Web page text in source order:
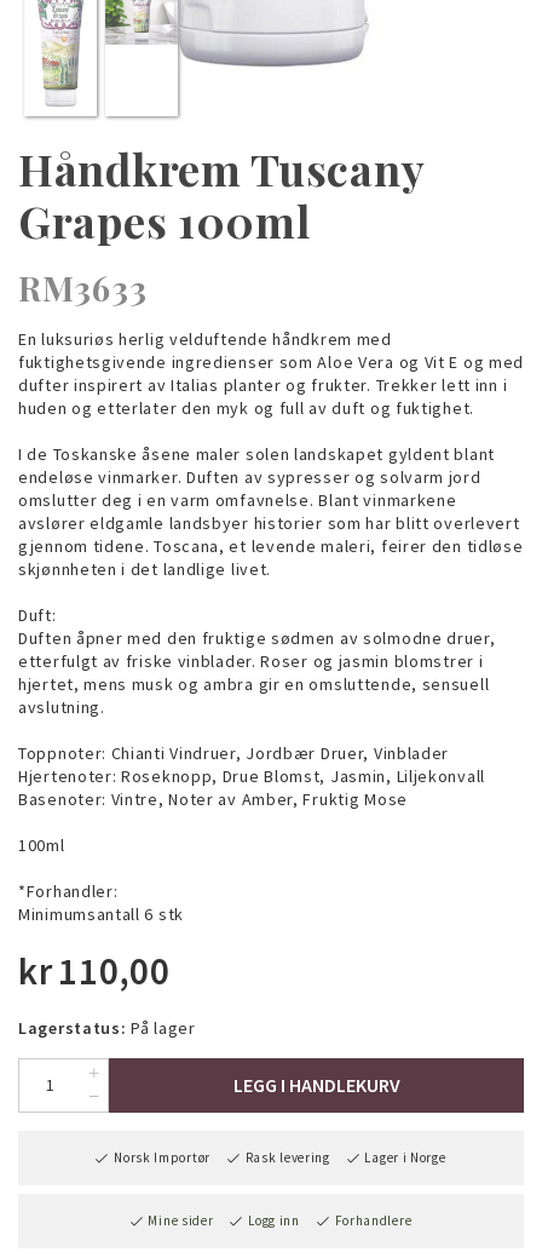
Håndkrem Tuscany
Grapes 100ml
RM3633
En luksuriøs herlig velduftende håndkrem med
fuktighetsgivende ingredienser som Aloe Vera og Vit E og med
dufter inspirert av Italias planter og frukter. Trekker lett inn i
huden og etterlater den myk og full av duft og fuktighet.
I de Toskanske åsene maler solen landskapet gyldent blant
endeløse vinmarker. Duften av sypresser og solvarm jord
omslutter deg i en varm omfavnelse. Blant vinmarkene
avslører eldgamle landsbyer historier som har blitt overlevert
gjennom tidene. Toscana, et levende maleri, feirer den tidløse
skjønnheten i det landlige livet.
Duft:
Duften åpner med den fruktige sødmen av solmodne druer,
etterfulgt av friske vinblader. Roser og jasmin blomstrer i
hjertet, mens musk og ambra gir en omsluttende, sensuell
avslutning.
Toppnoter: Chianti Vindruer, Jordbær Druer, Vinblader
Hjertenoter: Roseknopp, Drue Blomst, Jasmin, Liljekonvall
Basenoter: Vintre, Noter av Amber, Fruktig Mose
100ml
*Forhandler:
Minimumsantall 6 stk
kr110,00
Lagerstatus: På lager
LEGG I HANDLEKURV
Norsk Importør Rask levering Lager i Norge
Mine sider Logg inn Forhandlere